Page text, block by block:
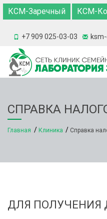
КСМ-Заречный КСМ-
+7 909 025-03-03
СПРАВКА
Главная Клиника Справка
ДЛЯ ПОЛУЧЕНИЯ